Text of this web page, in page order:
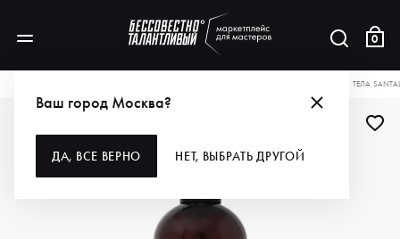
0
Ваш город Москва?
ДА, ВСЕ ВЕРНО НЕТ, ВЫБРАТЬ ДРУГОЙ
LE LABO ЛОСЬОН ДЛЯ ТЕЛА